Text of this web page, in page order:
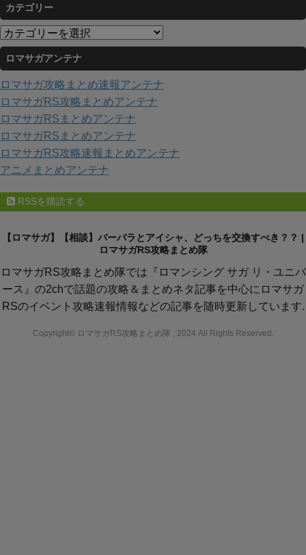
カ
イ
ブ
カテゴリー
カ
テ
ゴ
リ
ー
ロマサガアンテナ
ロマサガ攻略まとめ速報アンテナ
ロマサガRS攻略まとめアンテナ
ロマサガRSまとめアンテナ
ロマサガRSまとめアンテナ
ロマサガRS攻略速報まとめアンテナ
アニメまとめアンテナ
RSSを購読する
【ロマサガ】【相談】バーバラとアイシャ、どっちを交換すべき？？ |
ロマサガRS攻略まとめ隊
ロマサガRS攻略まとめ隊では『ロマンシング サガ リ・ユニバ
ース』の2chで話題の攻略＆まとめネタ記事を中心にロマサガ
RSのイベント攻略速報情報などの記事を随時更新しています.
Copyright© ロマサガRS攻略まとめ隊 , 2024 All Rights Reserved.